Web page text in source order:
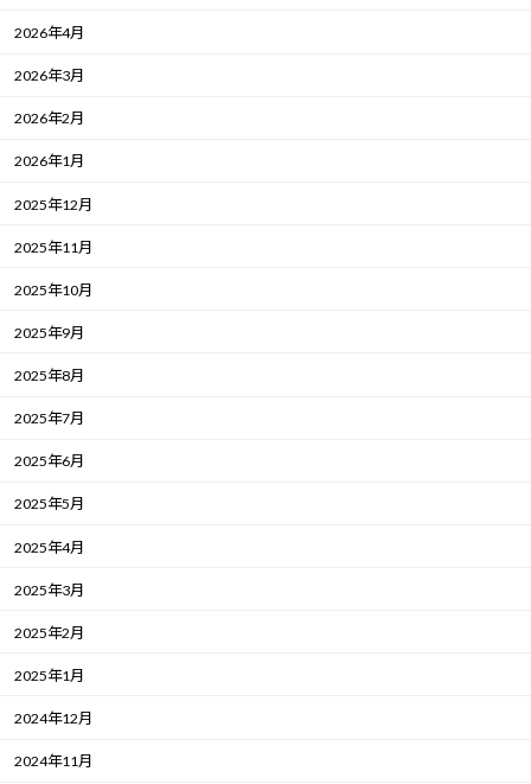
2026年4月
2026年3月
2026年2月
2026年1月
2025年12月
2025年11月
2025年10月
2025年9月
2025年8月
2025年7月
2025年6月
2025年5月
2025年4月
2025年3月
2025年2月
2025年1月
2024年12月
2024年11月